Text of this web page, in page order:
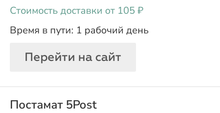
oт 105 ₽
1 рабочий день
Перейти на сайт
Постамат 5Post